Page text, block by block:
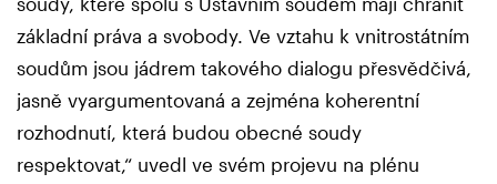
základní práva a svobody. Ve vztahu k vnitrostátním
soudům jsou jádrem takového dialogu přesvědčivá,
jasně vyargumentovaná a zejména koherentní
rozhodnutí, která budou obecné soudy
respektovat,“ uvedl ve svém projevu na plénu